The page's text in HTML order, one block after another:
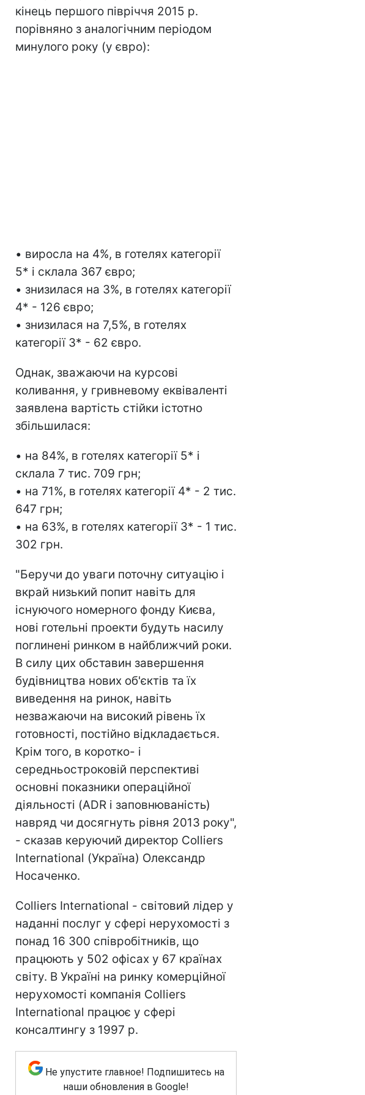
кінець першого півріччя 2015 р.
порівняно з аналогічним періодом
минулого року (у євро):
• виросла на 4%, в готелях категорії
5* і склала 367 євро;
• знизилася на 3%, в готелях категорії
4* - 126 євро;
• знизилася на 7,5%, в готелях
категорії 3* - 62 євро.
Однак, зважаючи на курсові
коливання, у гривневому еквіваленті
заявлена ​​вартість стійки істотно
збільшилася:
• на 84%, в готелях категорії 5* і
склала 7 тис. 709 грн;
• на 71%, в готелях категорії 4* - 2 тис.
647 грн;
• на 63%, в готелях категорії 3* - 1 тис.
302 грн.
"Беручи до уваги поточну ситуацію і
вкрай низький попит навіть для
існуючого номерного фонду Києва,
нові готельні проекти будуть насилу
поглинені ринком в найближчий роки.
В силу цих обставин завершення
будівництва нових об'єктів та їх
виведення на ринок, навіть
незважаючи на високий рівень їх
готовності, постійно відкладається.
Крім того, в коротко- і
середньостроковій перспективі
основні показники операційної
діяльності (ADR і заповнюваність)
навряд чи досягнуть рівня 2013 року",
- сказав керуючий директор Colliers
International (Україна) Олександр
Носаченко.
Colliers International - світовий лідер у
наданні послуг у сфері нерухомості з
понад 16 300 співробітників, що
працюють у 502 офісах у 67 країнах
світу. В Україні на ринку комерційної
нерухомості компанія Colliers
International працює у сфері
консалтингу з 1997 р.
Не упустите главное! Подпишитесь на
наши обновления в Google!